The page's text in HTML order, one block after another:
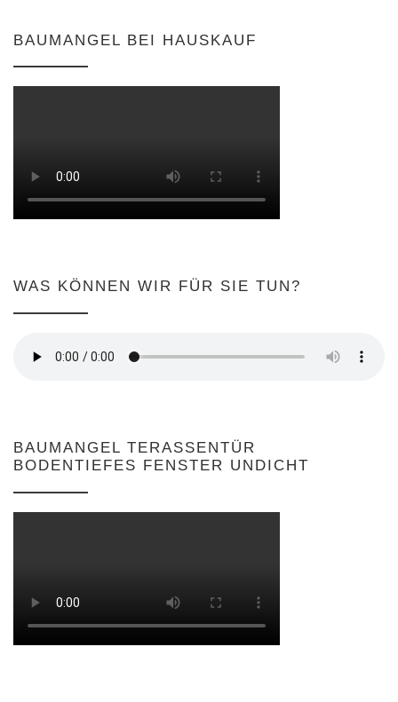
BAUMANGEL BEI HAUSKAUF
WAS KÖNNEN WIR FÜR SIE TUN?
BAUMANGEL TERASSENTÜR
BODENTIEFES FENSTER UNDICHT